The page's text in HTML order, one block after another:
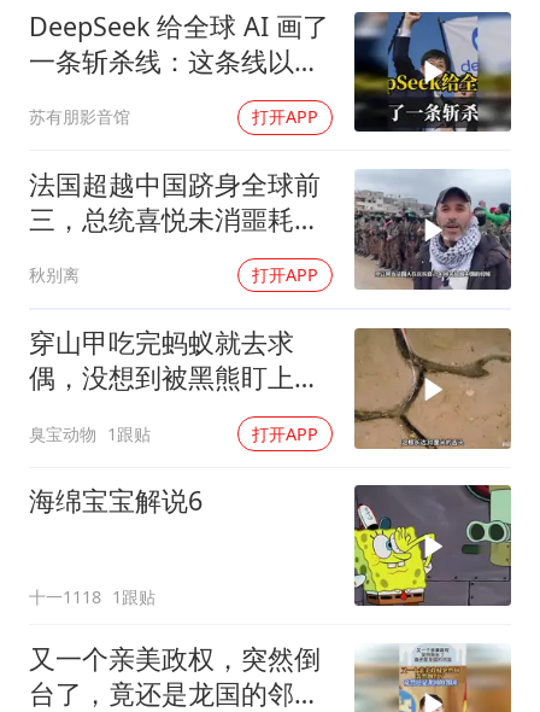
DeepSeek 给全球 AI 画了
一条斩杀线：这条线以下
的，趁早都别干了！
苏有朋影音馆 打开APP
法国超越中国跻身全球前
三，总统喜悦未消噩耗降
秋别离 打开APP
穿山甲吃完蚂蚁就去求
偶，没想到被黑熊盯上
臭宝动物 1跟贴 打开APP
海绵宝宝解说6
十一1118 1跟贴
又一个亲美政权，突然倒
台了，竟还是龙国的邻